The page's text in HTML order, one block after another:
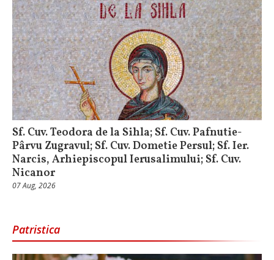
Sf. Cuv. Teodora de la Sihla; Sf. Cuv. Pafnutie-
Pârvu Zugravul; Sf. Cuv. Dometie Persul; Sf. Ier.
Narcis, Arhiepiscopul Ierusalimului; Sf. Cuv.
Nicanor
07 Aug, 2026
Patristica